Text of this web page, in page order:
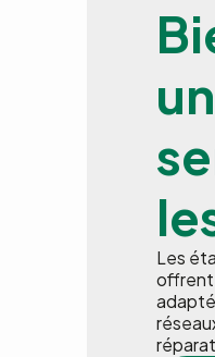
Les
offrent